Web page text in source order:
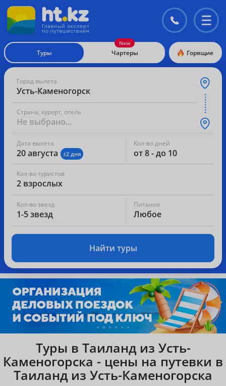
Контакты
меню
Туры Чартеры Горящие
Город вылета
Усть-Каменогорск
Страна, курорт, отель
Не выбрано...
Дата вылета
20 августа ±2 дня
Кол-во дней
от 8 - до 10
Кол-во туристов
2 взрослых
Кол-во звезд
1-5 звезд
Питание
Любое
Найти туры
Туры в Таиланд из Усть-
Каменогорска - цены на путевки в
Таиланд из Усть-Каменогорска